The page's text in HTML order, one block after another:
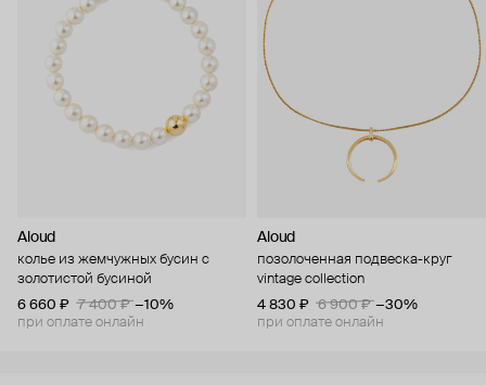
Aloud
колье из жемчужных бусин с
золотистой бусиной
6 660 ₽
7 400 ₽ −10%
при оплате онлайн
Aloud
позолоченная подвеска-круг
vintage collection
4 830 ₽
6 900 ₽ −30%
при оплате онлайн